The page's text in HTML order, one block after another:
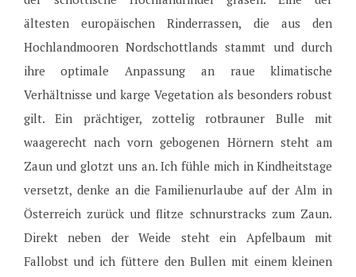
ältesten europäischen Rinderrassen, die aus den
Hochlandmooren Nordschottlands stammt und durch
ihre optimale Anpassung an raue klimatische
Verhältnisse und karge Vegetation als besonders robust
gilt. Ein prächtiger, zottelig rotbrauner Bulle mit
waagerecht nach vorn gebogenen Hörnern steht am
Zaun und glotzt uns an. Ich fühle mich in Kindheitstage
versetzt, denke an die Familienurlaube auf der Alm in
Österreich zurück und flitze schnurstracks zum Zaun.
Direkt neben der Weide steht ein Apfelbaum mit
Fallobst und ich füttere den Bullen mit einem kleinen